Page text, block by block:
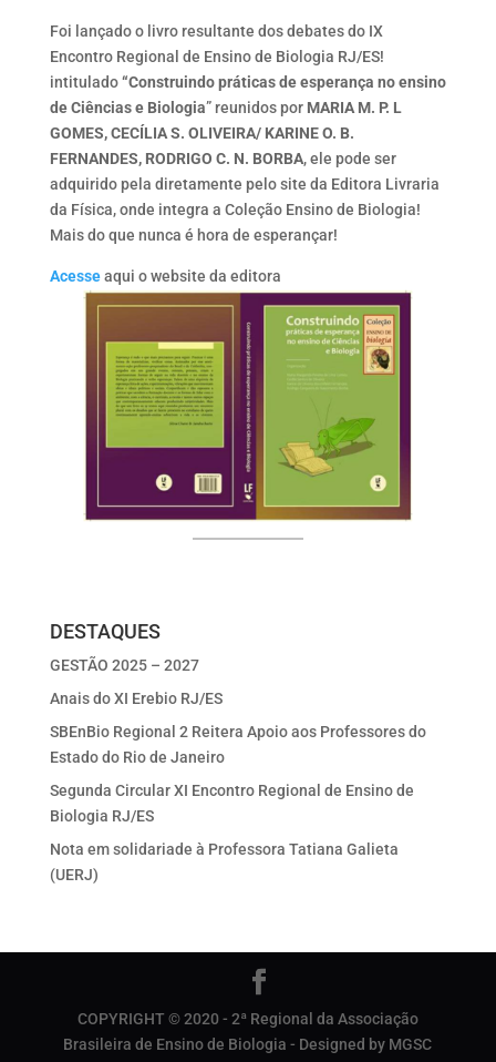
Foi lançado o livro resultante dos debates do IX
Encontro Regional de Ensino de Biologia RJ/ES!
intitulado“Construindo práticas de esperança no ensino
de Ciências e Biologia” reunidos por MARIA M. P. L
GOMES, CECÍLIA S. OLIVEIRA/ KARINE O. B.
FERNANDES, RODRIGO C. N. BORBA, ele pode ser
adquirido pela diretamente pelo site da Editora Livraria
da Física, onde integra a Coleção Ensino de Biologia!
Mais do que nunca é hora de esperançar!
Acesseaqui o website da editora
DESTAQUES
GESTÃO 2025 – 2027
Anais do XI Erebio RJ/ES
SBEnBio Regional 2 Reitera Apoio aos Professores do
Estado do Rio de Janeiro
Segunda Circular XI Encontro Regional de Ensino de
Biologia RJ/ES
Nota em solidariade à Professora Tatiana Galieta
(UERJ)
COPYRIGHT © 2020 - 2ª Regional da Associação
Brasileira de Ensino de Biologia - Designed by MGSC